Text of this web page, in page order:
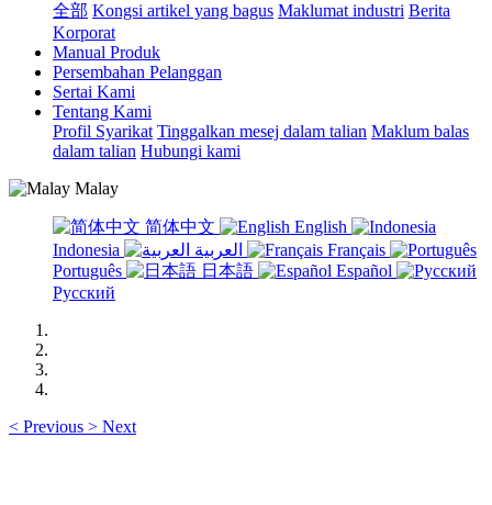
全部 Kongsi artikel yang bagus Maklumat industri Berita
Korporat
Manual Produk
Persembahan Pelanggan
Sertai Kami
Tentang Kami
Profil Syarikat Tinggalkan mesej dalam talian Maklum balas
dalam talian Hubungi kami
Malay
简体中文
English
Indonesia
Français
Português
日本語
Español
Русский
< Previous > Next